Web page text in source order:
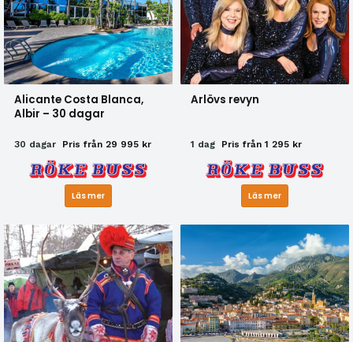
Alicante Costa Blanca,
Albir – 30 dagar
30 dagar Pris från 29 995 kr
Läs mer
Arlövs revyn
1 dag Pris från 1 295 kr
Läs mer